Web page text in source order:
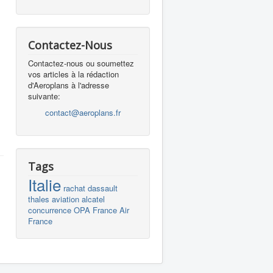
Contactez-Nous
Contactez-nous ou soumettez
vos articles à la rédaction
d'Aeroplans à l'adresse
suivante:
contact@aeroplans.fr
Tags
Italie rachat dassault
thales aviation alcatel
concurrence OPA France Air
France